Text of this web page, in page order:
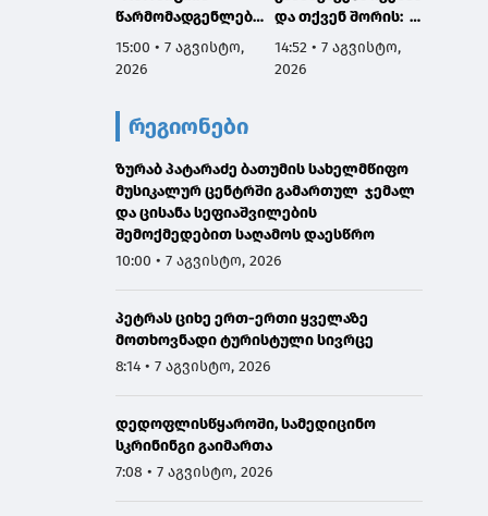
წარმომადგენლები
საუბრობენ ისეთ
საკითხებზე,
გაუგიათ, ან
საზოგადოებას
შეგნებულად
აწვდიან არასწორ
ინფორმაციას"
15:00 • 7 აგვისტო,
2026
და თქვენ შორის:
ჩვენ
განვითარებასა და
14:52 • 7 აგვისტო,
2026
რეგიონები
ზურაბ პატარაძე ბათუმის სახელმწიფო
მუსიკალურ ცენტრში გამართულ ჯემალ
და ცისანა სეფიაშვილების
შემოქმედებით საღამოს დაესწრო
10:00 • 7 აგვისტო, 2026
პეტრას ციხე ერთ-ერთი ყველაზე
მოთხოვნადი ტურისტული სივრცე
8:14 • 7 აგვისტო, 2026
დედოფლისწყაროში, სამედიცინო
სკრინინგი გაიმართა
7:08 • 7 აგვისტო, 2026